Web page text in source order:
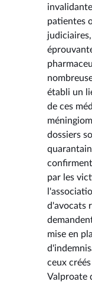
patientes
établi un
de ces
dossiers
par les
d'avocats
mise en
ceux
Valproate